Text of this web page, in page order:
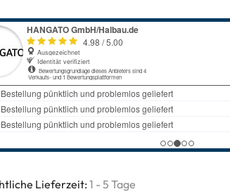
Lieferzeit: 1 - 5 Tage